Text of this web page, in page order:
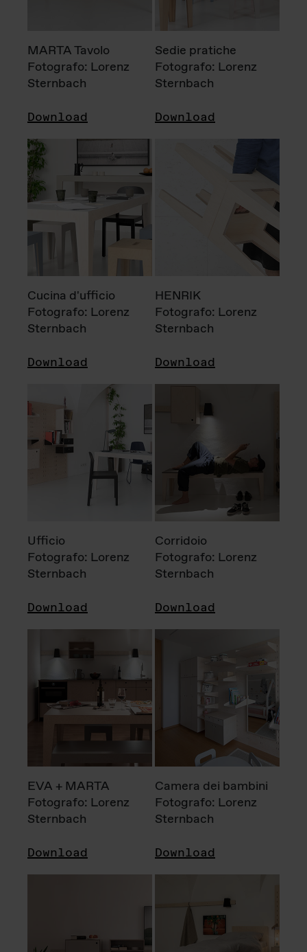
MARTA Tavolo
Fotografo: Lorenz
Sternbach
Download
Sedie pratiche
Fotografo: Lorenz
Sternbach
Download
Cucina d'ufficio
Fotografo: Lorenz
Sternbach
Download
HENRIK
Fotografo: Lorenz
Sternbach
Download
Ufficio
Fotografo: Lorenz
Sternbach
Download
Corridoio
Fotografo: Lorenz
Sternbach
Download
EVA + MARTA
Fotografo: Lorenz
Sternbach
Download
Camera dei bambini
Fotografo: Lorenz
Sternbach
Download